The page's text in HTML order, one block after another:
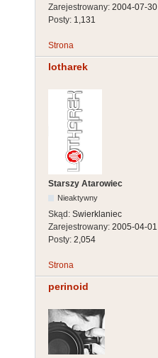
Zarejestrowany: 2004-07-30
Posty: 1,131
Strona
lotharek
Starszy Atarowiec
Nieaktywny
Skąd: Swierklaniec
Zarejestrowany: 2005-04-01
Posty: 2,054
Strona
perinoid